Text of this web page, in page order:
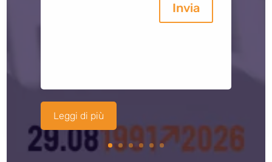
Invia
Leggi di più